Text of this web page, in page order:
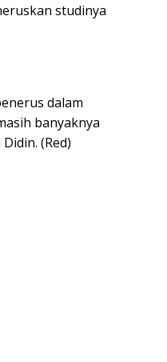
studinya
dalam
banyaknya
(Red)